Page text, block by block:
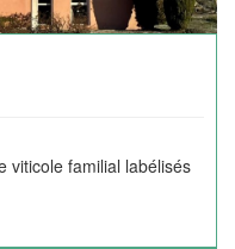
viticole familial labélisés